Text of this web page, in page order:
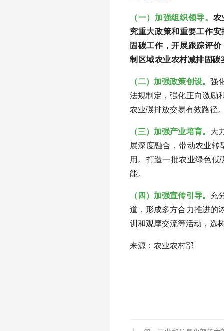
（一）加强组织领导。 农
究重大政策和重要工作
固碳工作，开展跟踪评
制区域农业农村减排固
（二）加强政策创设。 强
法规制定，强化正向激励
农业碳排放交易有效路径
（三）加强产业培育。 大
展深度融合，带动农业
用。打造一批农业绿色
能。
（四）加强宣传引导。 充
道，形成多方合力推进的
训和观摩交流等活动，选
来源：农业农村部